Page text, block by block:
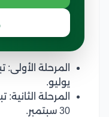
يوليو.
30 سبتمبر.